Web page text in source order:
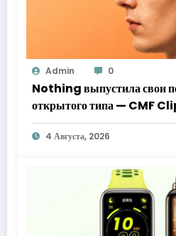
Admin 0
Nothing выпустила свои
открытого типа — CMF
4 Августа, 2026